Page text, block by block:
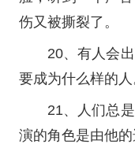
伤又被撕裂了。
20、有人会
要成为什么样的人
21、人们总
演的角色是由他的